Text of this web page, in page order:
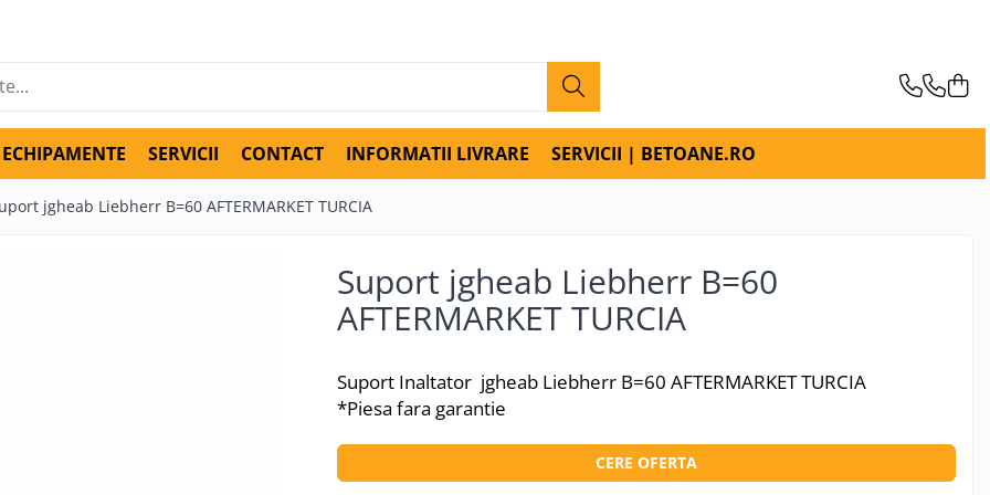
ECHIPAMENTE SERVICII CONTACT INFORMATII LIVRARE SERVICII | BETOANE.RO
jgheab Liebherr B=60 AFTERMARKET TURCIA
Suport jgheab Liebherr B=60
AFTERMARKET TURCIA
Suport Inaltator jgheab Liebherr B=60 AFTERMARKET TURCIA
*Piesa fara garantie
CERE OFERTA